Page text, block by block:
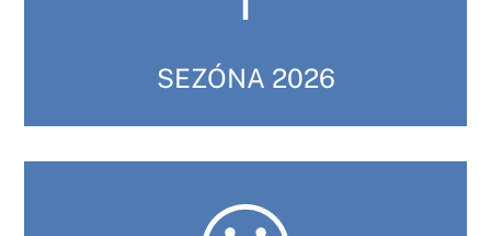
SEZÓNA 2026